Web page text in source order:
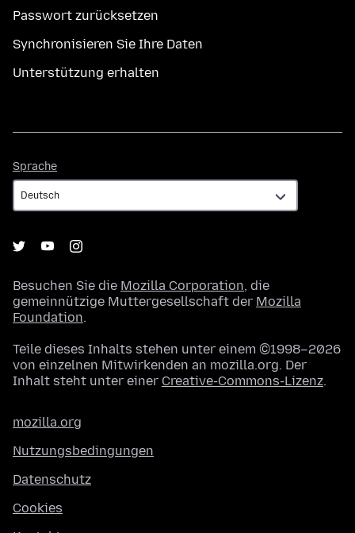
Passwort zurücksetzen
Synchronisieren Sie Ihre Daten
Unterstützung erhalten
Sprache
Besuchen Sie die Mozilla Corporation, die
gemeinnützige Muttergesellschaft der Mozilla
Foundation.
Teile dieses Inhalts stehen unter einem ©1998–2026
von einzelnen Mitwirkenden an mozilla.org. Der
Inhalt steht unter einer Creative-Commons-Lizenz.
mozilla.org
Nutzungsbedingungen
Datenschutz
Cookies